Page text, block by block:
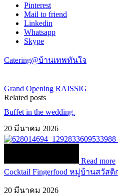
Pinterest
Mail to friend
Linkedin
Whatsapp
Skype
Catering@บ้านเทพทันใจ
Grand Opening RAISSIG
Related posts
Buffet in the wedding.
20 มีนาคม 2026
Read more
Cocktail Fingerfood หมู่บ้านสวัส
20 มีนาคม 2026